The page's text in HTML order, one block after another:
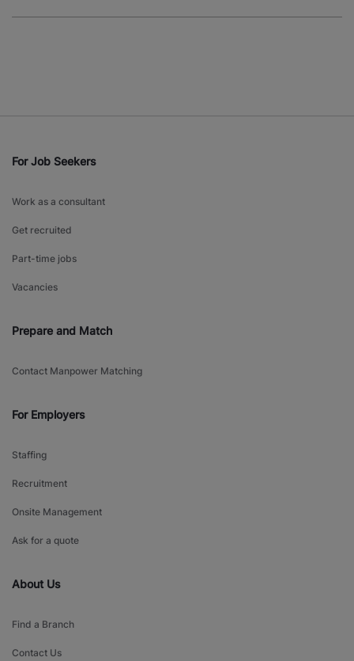
For Job Seekers
Work as a consultant
Get recruited
Part-time jobs
Vacancies
Prepare and Match
Contact Manpower Matching
For Employers
Staffing
Recruitment
Onsite Management
Ask for a quote
About Us
Find a Branch
Contact Us